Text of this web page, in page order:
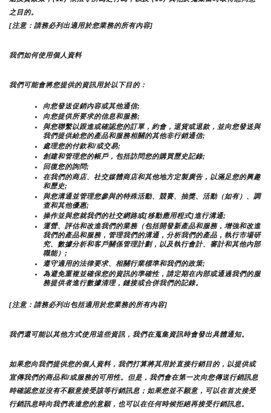
之目的。
[注意：請務必列出適用於您業務的所有內容]
我們如何使用個人資料
我們可能會將您提供的資訊用於以下目的：
向您發送促銷內容或其他通信;
向您提供所要求的信息和服務;
與您聯繫以跟進或確認您的訂單，約會，退貨或退款，並向您發送與
我們提供給您的產品和服務相關的其他非行銷通信;
處理您的付款和/或交易;
創建和管理您的帳戶，包括訪問您的購買歷史記錄;
回復您的詢問;
在我們的商店、社交媒體商店和其他地方定製廣告，以滿足您的興趣
和歷史;
與您溝通並管理您參與的特殊活動、競賽、抽獎、活動（如有）、調
查和其他優惠;
操作並與您就我們的社交網路或[移動應用程式]進行溝通;
運營、評估和改進我們的業務（包括開發新產品和服務，增強和改進
我們的產品和服務，管理我們的溝通，分析我們的產品，執行市場研
究、數據分析和客戶關係管理計劃，以及執行會計、審計和其他內部
職能）;
遵守適用的法律要求、相關行業標準和我們的政策;
為避免重複並確保您的資訊的準確性，請定期在內部或通過我們的服
務提供者進行數據清理，鏈接或合併我們的記錄。
[注意：請務必列出包括適用於您業務的所有內容]
我們還可能以其他方式使用這些資訊，我們在蒐集資訊時會發出具體通知。
如果您向我們提供您的個人資料，我們打算將其用於直接行銷目的，以提供或
宣傳我們的商品和/或服務的可用性。但是，我們會在第一次向您傳送行銷訊息
時確認您並沒有不願意接受該等行銷訊息；如果您並不願意，可以在首次接受
行銷訊息時向我們表達您的意願，也可以在任何時候拒絕再接受行銷訊息。